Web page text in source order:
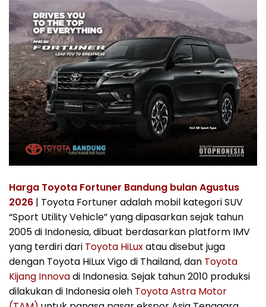
Harga Toyota Fortuner Bandung bulan Agustus
2026 | Toyota Fortuner adalah mobil kategori SUV
“Sport Utility Vehicle” yang dipasarkan sejak tahun
2005 di Indonesia, dibuat berdasarkan platform IMV
yang terdiri dari Toyota HiLuxatau disebut juga
dengan Toyota HiLux Vigo di Thailand, dan Toyota
Kijang Innovadi Indonesia. Sejak tahun 2010 produksi
dilakukan di Indonesia oleh Toyota Astra Motor